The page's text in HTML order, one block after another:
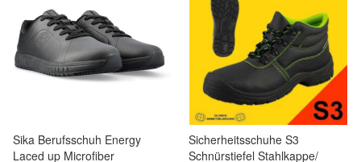
Sika Berufsschuh Energy
Laced up Microfiber
Sicherheitsschuhe S3
Schnürstiefel Stahlkappe/